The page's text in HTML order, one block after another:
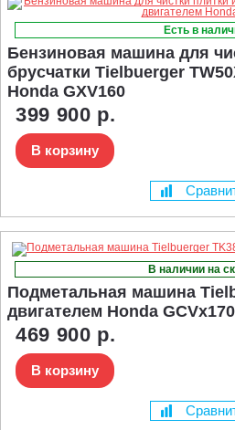
Есть в
Бензиновая машина для
брусчатки Tielbuerger
Honda GXV160
399 900 р.
В корзину
В наличии на
Подметальная машина
двигателем Honda GCVx170
469 900 р.
В корзину